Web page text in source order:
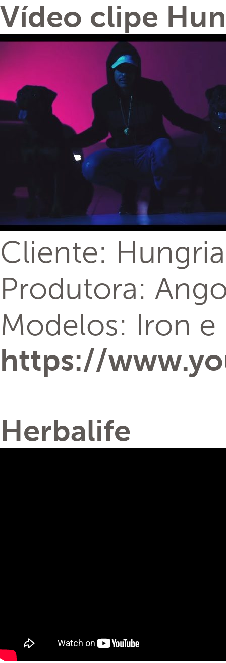
Vídeo clipe
Cliente:
Produtora:
Modelos: Iron e
https://
Herbalife